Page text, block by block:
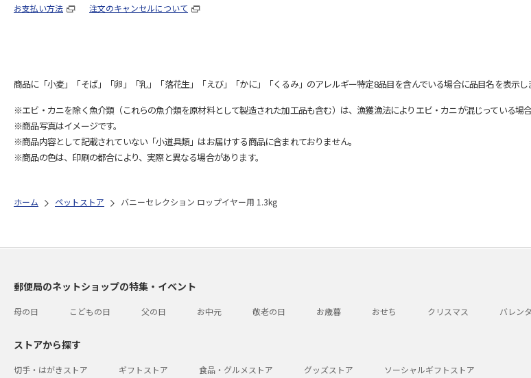
お支払い方法 注文のキャンセルについて
商品に「小麦」「そば」「卵」「乳」「落花生」「えび」「かに」「くるみ」のアレルギー特定8品目を含んでいる場合に品目名を表示し
※エビ・カニを除く魚介類（これらの魚介類を原材料として製造された加工品も含む）は、漁獲漁法によりエビ・カニが混じっている場
※商品写真はイメージです。
※商品内容として記載されていない「小道具類」はお届けする商品に含まれておりません。
※商品の色は、印刷の都合により、実際と異なる場合があります。
ホーム ペットストア バニーセレクション ロップイヤー用 1.3kg
郵便局のネットショップの特集・イベント
母の日 こどもの日 父の日 お中元 敬老の日 お歳暮 おせち クリスマス バレン
ストアから探す
切手・はがきストア ギフトストア 食品・グルメストア グッズストア ソーシャルギフトストア